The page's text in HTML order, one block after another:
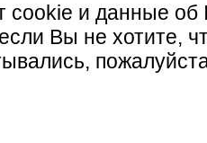
cookie и данные об
Вы не хотите,